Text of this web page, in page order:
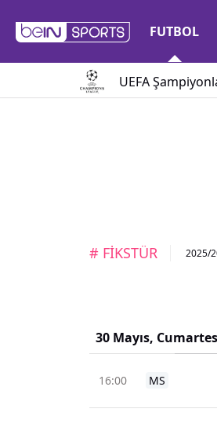
FUTBOL
UEFA
# FİKSTÜR 2025/
30 Mayıs,
16:00 MS